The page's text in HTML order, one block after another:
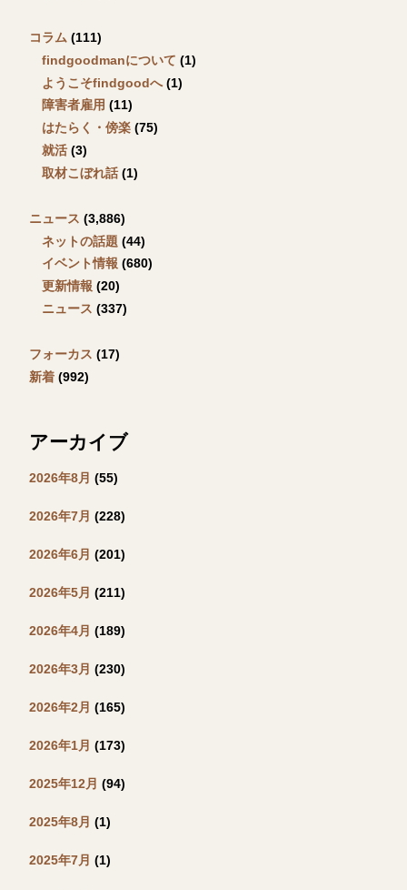
コラム (111)
findgoodmanについて (1)
ようこそfindgoodへ (1)
障害者雇用 (11)
はたらく・傍楽 (75)
就活 (3)
取材こぼれ話 (1)
ニュース (3,886)
ネットの話題 (44)
イベント情報 (680)
更新情報 (20)
ニュース (337)
フォーカス (17)
新着 (992)
アーカイブ
2026年8月 (55)
2026年7月 (228)
2026年6月 (201)
2026年5月 (211)
2026年4月 (189)
2026年3月 (230)
2026年2月 (165)
2026年1月 (173)
2025年12月 (94)
2025年8月 (1)
2025年7月 (1)